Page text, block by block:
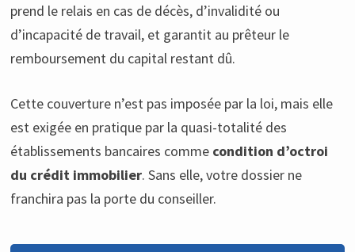
prend le relais en cas de décès, d’invalidité ou
d’incapacité de travail, et garantit au prêteur le
remboursement du capital restant dû.
Cette couverture n’est pas imposée par la loi, mais elle
est exigée en pratique par la quasi-totalité des
établissements bancaires comme condition d’octroi
du crédit immobilier. Sans elle, votre dossier ne
franchira pas la porte du conseiller.